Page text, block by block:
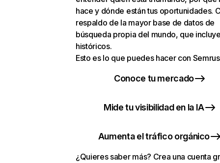
hace y dónde están tus oportunidades.
respaldo de la mayor base de datos de
búsqueda propia del mundo, que
históricos.
Esto es lo que puedes hacer con
Conoce tu mercado
Mide tu visibilidad en la IA
Aumenta el tráfico orgánico
¿Quieres saber más? Crea una cuenta